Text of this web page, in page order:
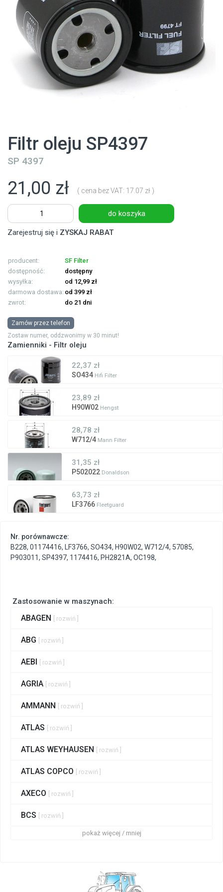
Filtr oleju SP4397
SP 4397
21,00 zł ( cena bez VAT: 17.07 zł )
do koszyka
Zarejestruj się i ZYSKAJ RABAT
producent:
SF Filter
dostępność:
dostępny
wysyłka:
od 12,99 zł
darmowa dostawa: od 399 zł
zwrot:
do 21 dni
Zamów przez telefon
Zostaw numer, oddzwonimy w 30 minut!
Zamienniki - Filtr oleju
22,37 zł
SO434 Hifi Filter
23,89 zł
H90W02 Hengst
28,78 zł
W712/4 Mann Filter
31,35 zł
P502022 Donaldson
63,73 zł
LF3766 Fleetguard
Zastosowanie w maszynach:
ABAGEN [ rozwiń ]
ABG [ rozwiń ]
AEBI [ rozwiń ]
AGRIA [ rozwiń ]
AMMANN [ rozwiń ]
ATLAS [ rozwiń ]
ATLAS WEYHAUSEN [ rozwiń ]
ATLAS COPCO [ rozwiń ]
AXECO [ rozwiń ]
BCS [ rozwiń ]
pokaż więcej / mniej
Nr. porównawcze:
B228, 01174416, LF3766, SO434, H90W02, W712/4, 57085,
P903011, SP4397, 1174416, PH2821A, OC198,